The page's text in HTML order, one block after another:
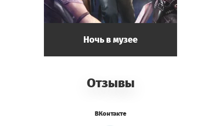
Ночь в музее
Отзывы
ВКонтакте